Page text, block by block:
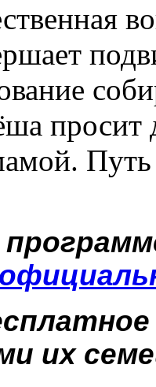
просит
их